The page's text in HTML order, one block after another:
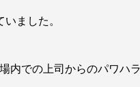
ました。
での上司からのパワハ